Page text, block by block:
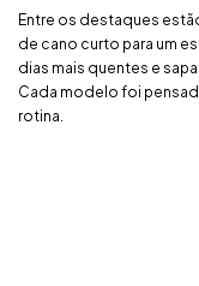
Entre os destaques
de cano curto para um
dias mais quentes e
Cada modelo foi
rotina.